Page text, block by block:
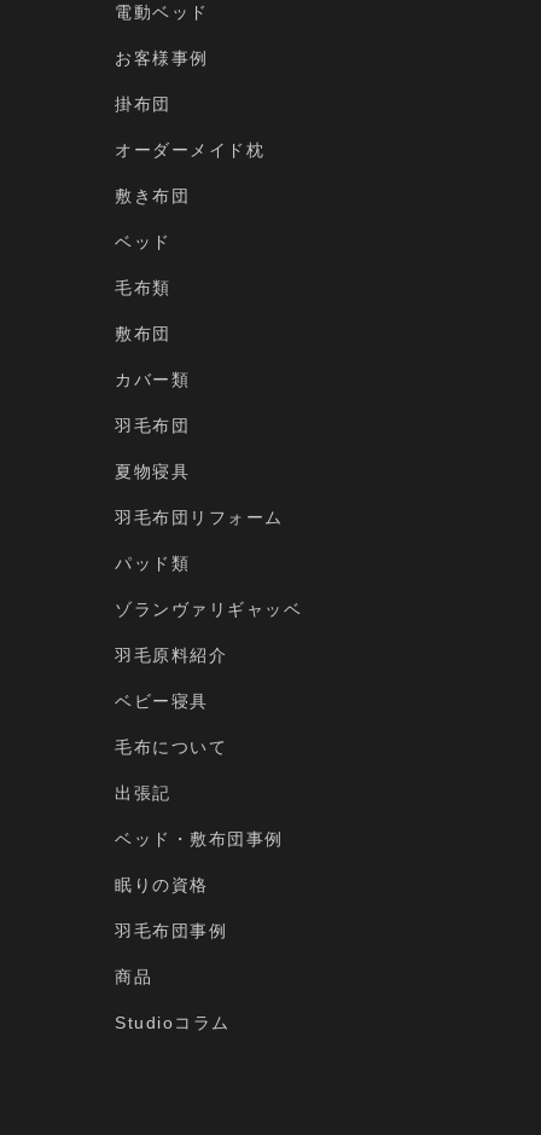
電動ベッド
お客様事例
掛布団
オーダーメイド枕
敷き布団
ベッド
毛布類
敷布団
カバー類
羽毛布団
夏物寝具
羽毛布団リフォーム
パッド類
ゾランヴァリギャッベ
羽毛原料紹介
ベビー寝具
毛布について
出張記
ベッド・敷布団事例
眠りの資格
羽毛布団事例
商品
Studioコラム